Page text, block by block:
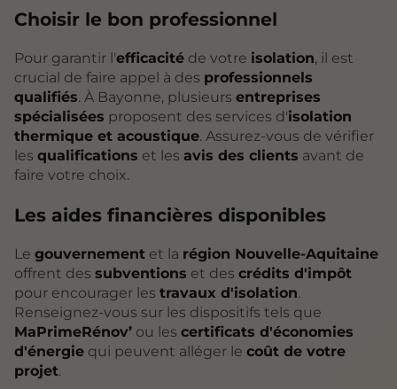
Choisir le bon professionnel
Pour garantir l'efficacité de votre isolation, il est
crucial de faire appel à des professionnels
qualifiés. À Bayonne, plusieurs entreprises
spécialisées proposent des services d'isolation
thermique et acoustique. Assurez-vous de vérifier
les qualifications et les avis des clients avant de
faire votre choix.
Les aides financières disponibles
Le gouvernement et la région Nouvelle-Aquitaine
offrent des subventions et des crédits d'impôt
pour encourager les travaux d'isolation.
Renseignez-vous sur les dispositifs tels que
MaPrimeRénov’ ou les certificats d'économies
d'énergie qui peuvent alléger le coût de votre
projet.